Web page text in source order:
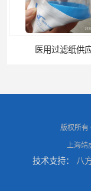
东莞全自动
版权所有
上海
技术支持： 八